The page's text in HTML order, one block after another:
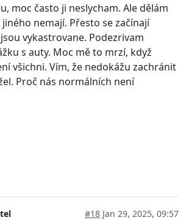
moc často ji neslycham. Ale dělám
nemají. Přesto se začínají
vykastrovane. Podezrivam
s auty. Moc mě to mrzí, když
všichni. Vím, že nedokážu zachránit
Proč nás normálních není
#18 Jan 29, 2025, 09:57